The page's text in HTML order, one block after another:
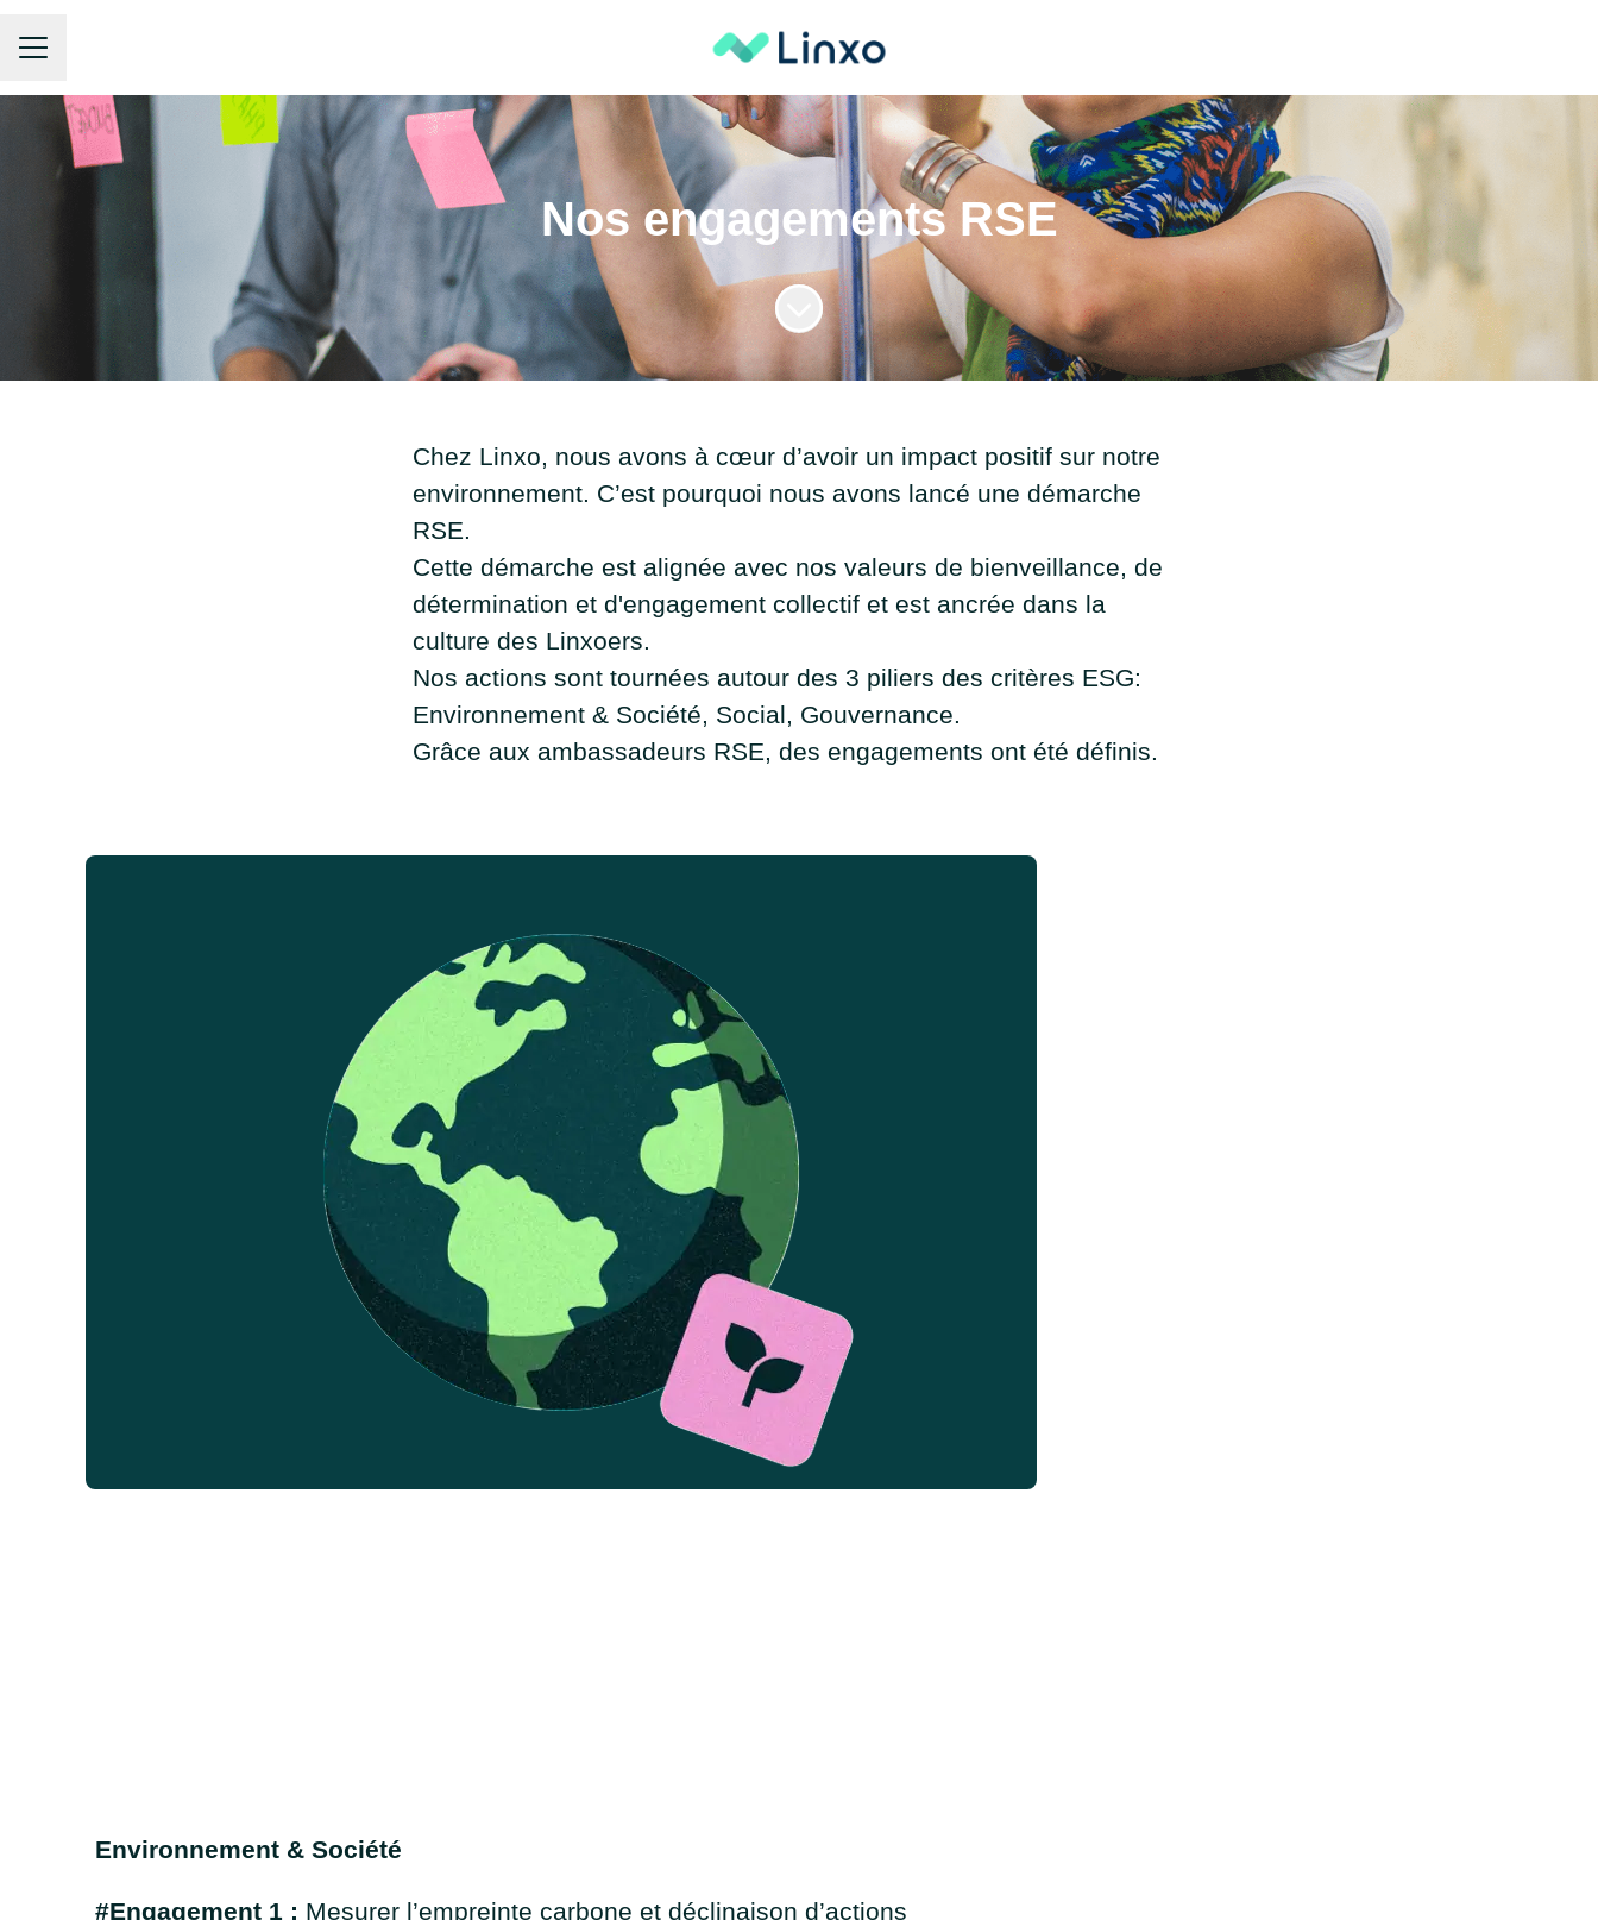
Menu carrière
Nos engagements RSE
Faire défiler jusqu'au contenu
Chez Linxo, nous avons à cœur d’avoir un impact positif sur notre
environnement. C’est pourquoi nous avons lancé une démarche
RSE.
Cette démarche est alignée avec nos valeurs de bienveillance, de
détermination et d'engagement collectif et est ancrée dans la
culture des Linxoers.
Nos actions sont tournées autour des 3 piliers des critères ESG:
Environnement & Société, Social, Gouvernance.
Grâce aux ambassadeurs RSE, des engagements ont été définis.
Environnement & Société
#Engagement 1 : Mesurer l’empreinte carbone et déclinaison d’actions